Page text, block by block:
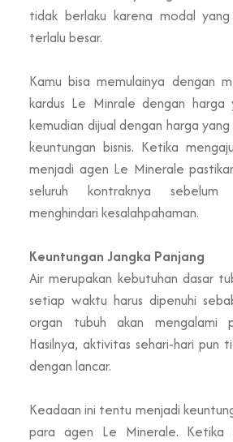
tidak berlaku karena modal
terlalu besar.
Kamu bisa memulainya dengan
kardus Le Minrale dengan harga
kemudian dijual dengan harga
keuntungan bisnis. Ketika
menjadi agen Le Minerale
seluruh kontraknya
menghindari kesalahpahaman.
Keuntungan Jangka Panjang
Air merupakan kebutuhan dasar
setiap waktu harus dipenuhi
organ tubuh akan mengalami
Hasilnya, aktivitas sehari-hari pun
dengan lancar.
Keadaan ini tentu menjadi
para agen Le Minerale. Ketika